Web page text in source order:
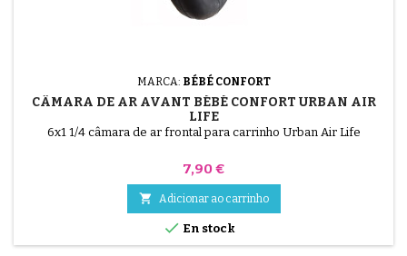
MARCA: BÉBÉ CONFORT
CÂMARA DE AR AVANT BÉBÉ CONFORT URBAN AIR
LIFE
6x1 1/4 câmara de ar frontal para carrinho Urban Air Life
Preço
7,90 €
 Adicionar ao carrinho
 En stock